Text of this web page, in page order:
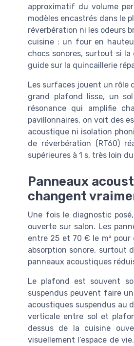
approximatif du volume
modèles encastrés dans le
réverbération ni les odeurs
cuisine : un four en
chocs sonores, surtout si
guide sur la quincaillerie
Les surfaces jouent un rôle
grand plafond lisse, un
résonance qui amplifie
pavillonnaires, on voit des
acoustique ni isolation
de réverbération (RT60)
supérieures à 1 s, très loin
Panneaux
changent
Une fois le diagnostic
ouverte sur salon. Les
entre 25 et 70 € le m²
absorption sonore, surtout
panneaux acoustiques
Le plafond est souvent
suspendus peuvent faire
acoustiques suspendus au
verticale entre sol et
dessus de la cuisine
visuellement l’espace de